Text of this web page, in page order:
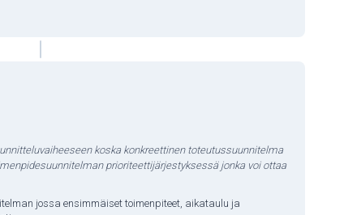
koska konkreettinen toteutussuunnitelma
prioriteettijärjestyksessä jonka voi ottaa
jossa ensimmäiset toimenpiteet, aikataulu ja